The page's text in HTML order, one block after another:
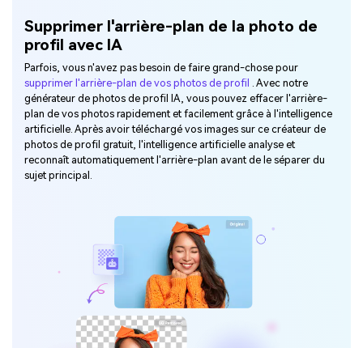
Supprimer l'arrière-plan de la photo de
profil avec IA
Parfois, vous n'avez pas besoin de faire grand-chose pour
supprimer l'arrière-plan de vos photos de profil
. Avec notre
générateur de photos de profil IA, vous pouvez effacer l'arrière-
plan de vos photos rapidement et facilement grâce à l'intelligence
artificielle. Après avoir téléchargé vos images sur ce créateur de
photos de profil gratuit, l'intelligence artificielle analyse et
reconnaît automatiquement l'arrière-plan avant de le séparer du
sujet principal.